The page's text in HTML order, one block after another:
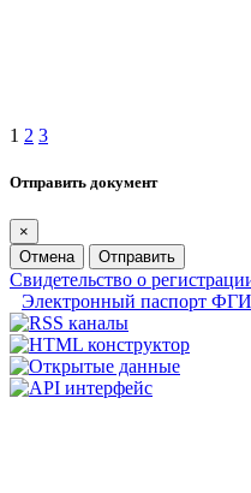
1 2 3
Отправить документ
×
Отмена
Отправить
Свидетельство о
Электронный паспорт